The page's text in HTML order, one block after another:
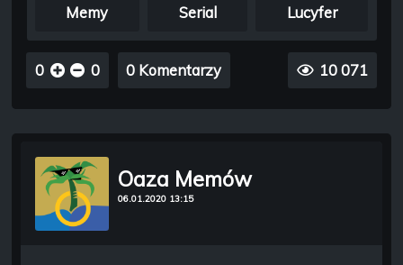
Memy Serial Lucyfer
0 0 0 Komentarzy 10 071
Oaza Memów
06.01.2020 13:15